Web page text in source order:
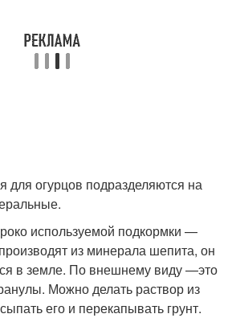
для огурцов подразделяются на
используемой подкормки —
из минерала шепита, он
в земле. По внешнему виду —это
Можно делать раствор из
его и перекапывать грунт.